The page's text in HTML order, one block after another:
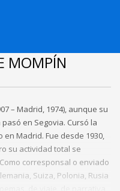
MOMPÍN
– Madrid, 1974), aunque su
en Segovia. Cursó la
Madrid. Fue desde 1930,
su actividad total se
corresponsal o enviado
Suiza, Polonia, Rusia